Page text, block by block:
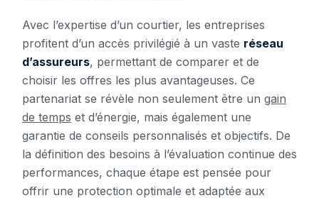
Avec l’expertise d’un courtier, les entreprises
profitent d’un accès privilégié à un vaste réseau
d’assureurs, permettant de comparer et de
choisir les offres les plus avantageuses. Ce
partenariat se révèle non seulement être un gain
de temps et d’énergie, mais également une
garantie de conseils personnalisés et objectifs. De
la définition des besoins à l’évaluation continue des
performances, chaque étape est pensée pour
offrir une protection optimale et adaptée aux